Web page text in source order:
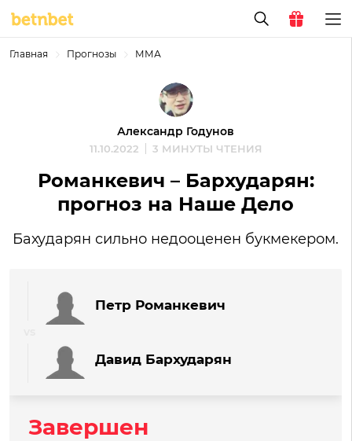
Главная Прогнозы ММА
Александр Годунов
11.10.2022 3 МИНУТЫ ЧТЕНИЯ
Романкевич – Бархударян:
прогноз на Наше Дело
Бахударян сильно недооценен букмекером.
Петр Романкевич
Давид Бархударян
Завершен